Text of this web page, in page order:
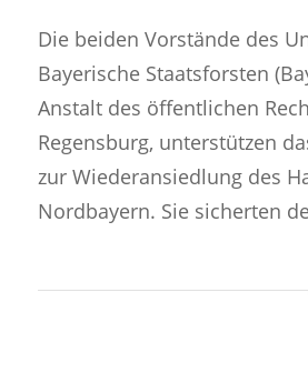
Die beiden Vorstände des
Bayerische Staatsforsten
Anstalt des öffentlichen
Regensburg, unterstützen
zur Wiederansiedlung des
Nordbayern. Sie sicherten